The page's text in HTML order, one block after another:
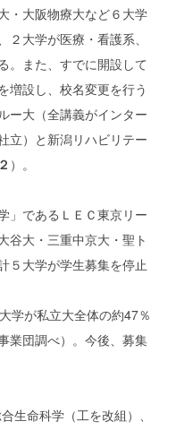
・大阪物療大など６大学
大学が医療・看護系、
。また、すでに開設して
増設し、校名変更を行う
ー大（全講義がインター
立）と新潟リハビリテー
）。
」であるＬＥＣ東京リー
谷大・三重中京大・聖ト
５大学が学生募集を停止
学が私立大全体の約47％
業団調べ）。今後、募集
生命科学（工を改組）、